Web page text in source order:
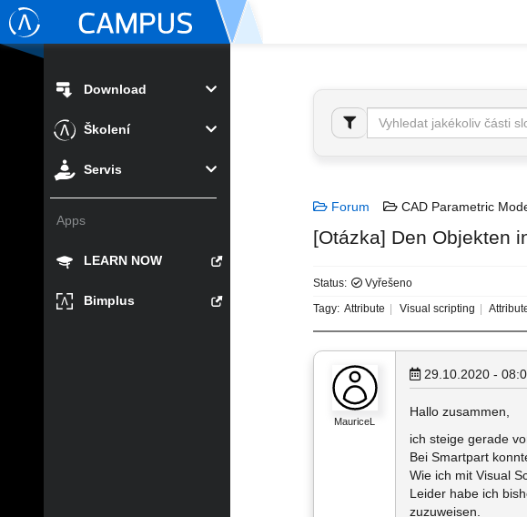
Download
Školení
Servis
Apps
LEARN NOW
Bimplus
Forum CAD Parametric
[Otázka] Den Objekten
Status:
Vyřešeno
Tagy: Attribute Visual scripting
MauriceL
29.10.2020 -
Hallo zusammen,
ich steige gerade
Bei Smartpart
Wie ich mit Visual
Leider habe ich
zuzuweisen.